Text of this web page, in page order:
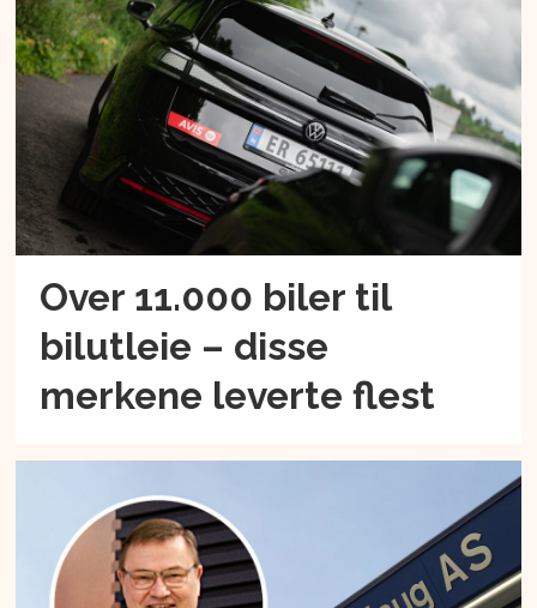
Over 11.000 biler til
bilutleie – disse
merkene leverte flest